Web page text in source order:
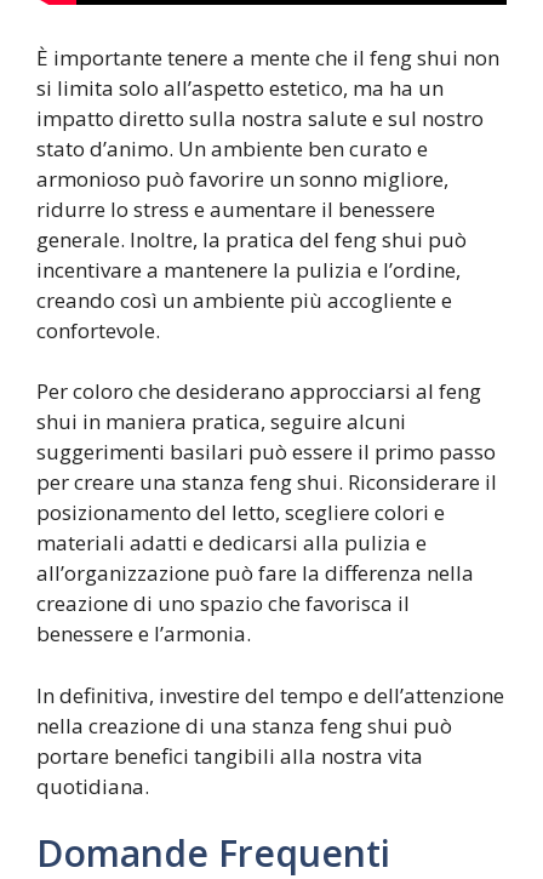
È importante tenere a mente che il feng shui non
si limita solo all’aspetto estetico, ma ha un
impatto diretto sulla nostra salute e sul nostro
stato d’animo. Un ambiente ben curato e
armonioso può favorire un sonno migliore,
ridurre lo stress e aumentare il benessere
generale. Inoltre, la pratica del feng shui può
incentivare a mantenere la pulizia e l’ordine,
creando così un ambiente più accogliente e
confortevole.
Per coloro che desiderano approcciarsi al feng
shui in maniera pratica, seguire alcuni
suggerimenti basilari può essere il primo passo
per creare una stanza feng shui. Riconsiderare il
posizionamento del letto, scegliere colori e
materiali adatti e dedicarsi alla pulizia e
all’organizzazione può fare la differenza nella
creazione di uno spazio che favorisca il
benessere e l’armonia.
In definitiva, investire del tempo e dell’attenzione
nella creazione di una stanza feng shui può
portare benefici tangibili alla nostra vita
quotidiana.
Domande Frequenti